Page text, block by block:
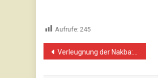
Aufrufe: 245
Verleugnung der Nakba: Die palästinensischen Flüchtlinge in Israel